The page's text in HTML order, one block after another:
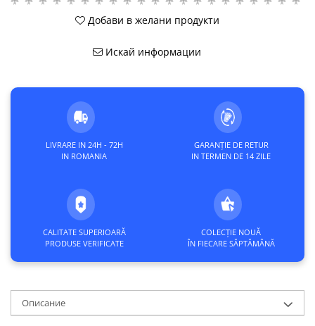
Добави в желани продукти
Искай информации
LIVRARE IN 24H - 72H
IN ROMANIA
GARANȚIE DE RETUR
IN TERMEN DE 14 ZILE
CALITATE SUPERIOARĂ
PRODUSE VERIFICATE
COLECȚIE NOUĂ
ÎN FIECARE SĂPTĂMÂNĂ
Описание